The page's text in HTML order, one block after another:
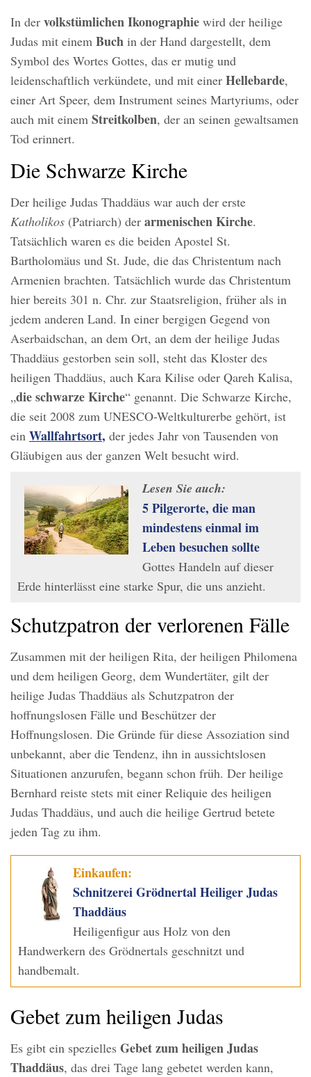
In der volkstümlichen Ikonographie wird der heilige
Judas mit einem Buch in der Hand dargestellt, dem
Symbol des Wortes Gottes, das er mutig und
leidenschaftlich verkündete, und mit einer Hellebarde,
einer Art Speer, dem Instrument seines Martyriums, oder
auch mit einem Streitkolben, der an seinen gewaltsamen
Tod erinnert.
Die Schwarze Kirche
Der heilige Judas Thaddäus war auch der erste
Katholikos (Patriarch) der armenischen Kirche.
Tatsächlich waren es die beiden Apostel St.
Bartholomäus und St. Jude, die das Christentum nach
Armenien brachten. Tatsächlich wurde das Christentum
hier bereits 301 n. Chr. zur Staatsreligion, früher als in
jedem anderen Land. In einer bergigen Gegend von
Aserbaidschan, an dem Ort, an dem der heilige Judas
Thaddäus gestorben sein soll, steht das Kloster des
heiligen Thaddäus, auch Kara Kilise oder Qareh Kalisa,
„die schwarze Kirche“ genannt. Die Schwarze Kirche,
die seit 2008 zum UNESCO-Weltkulturerbe gehört, ist
ein Wallfahrtsort, der jedes Jahr von Tausenden von
Gläubigen aus der ganzen Welt besucht wird.
Lesen Sie auch:
5 Pilgerorte, die man
mindestens einmal im
Leben besuchen sollte
Gottes Handeln auf dieser
Erde hinterlässt eine starke Spur, die uns anzieht.
Schutzpatron der verlorenen Fälle
Zusammen mit der heiligen Rita, der heiligen Philomena
und dem heiligen Georg, dem Wundertäter, gilt der
heilige Judas Thaddäus als Schutzpatron der
hoffnungslosen Fälle und Beschützer der
Hoffnungslosen. Die Gründe für diese Assoziation sind
unbekannt, aber die Tendenz, ihn in aussichtslosen
Situationen anzurufen, begann schon früh. Der heilige
Bernhard reiste stets mit einer Reliquie des heiligen
Judas Thaddäus, und auch die heilige Gertrud betete
jeden Tag zu ihm.
Einkaufen:
Schnitzerei Grödnertal Heiliger Judas
Thaddäus
Heiligenfigur aus Holz von den
Handwerkern des Grödnertals geschnitzt und
handbemalt.
Gebet zum heiligen Judas
Es gibt ein spezielles Gebet zum heiligen Judas
Thaddäus, das drei Tage lang gebetet werden kann,